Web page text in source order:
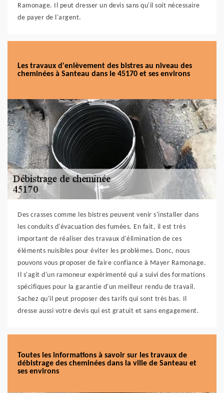
Ramonage. Il peut dresser un devis sans qu'il soit nécessaire
de payer de l'argent.
Les travaux d'enlèvement des bistres au niveau des
cheminées à Santeau dans le 45170 et ses environs
Des crasses comme les bistres peuvent venir s'installer dans
les conduits d'évacuation des fumées. En fait, il est très
important de réaliser des travaux d'élimination de ces
éléments nuisibles pour éviter les problèmes. Donc, nous
pouvons vous proposer de faire confiance à Mayer Ramonage.
Il s'agit d'un ramoneur expérimenté qui a suivi des formations
spécifiques pour la garantie d'un meilleur rendu de travail.
Sachez qu'il peut proposer des tarifs qui sont très bas. Il
dresse aussi votre devis qui est gratuit et sans engagement.
Toutes les informations à savoir sur les travaux de
débistrage des cheminées dans la ville de Santeau et
ses environs